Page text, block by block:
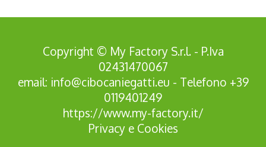
Copyright © My Factory S.r.l. - P.Iva
02431470067
email: info@cibocaniegatti.eu - Telefono +39
0119401249
https://www.my-factory.it/
Privacy e Cookies